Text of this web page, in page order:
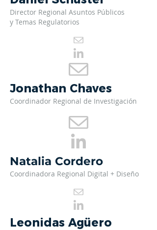
Director Regional Asuntos Públicos
y Temas Regulatorios
Jonathan Chaves
Coordinador Regional de Investigación
Natalia Cordero
Coordinadora Regional Digital + Diseño
Leonidas Agüero